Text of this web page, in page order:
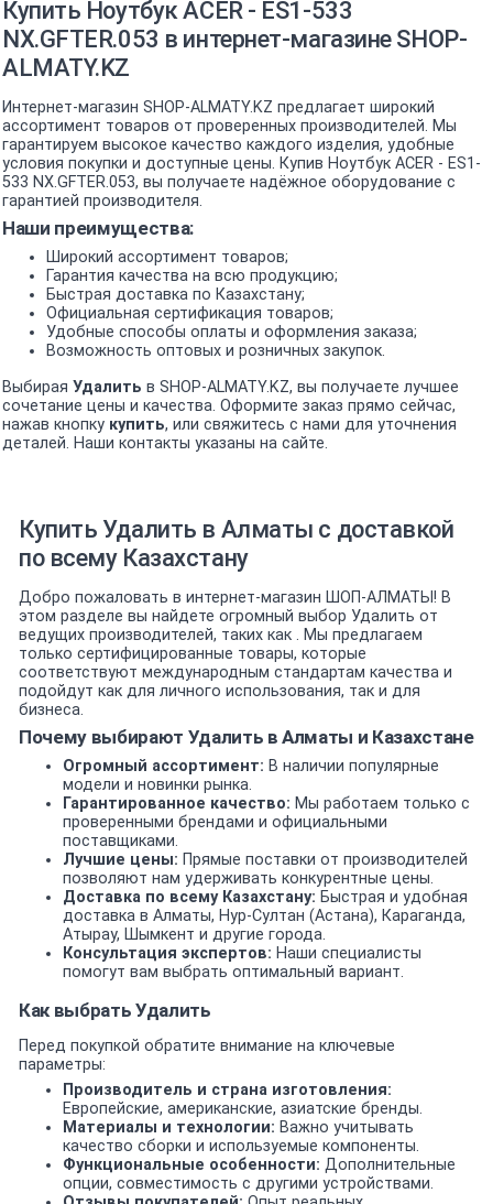
Купить Ноутбук ACER - ES1-533
NX.GFTER.053 в интернет-магазине SHOP-
ALMATY.KZ
Интернет-магазин SHOP-ALMATY.KZ предлагает широкий
ассортимент товаров от проверенных производителей. Мы
гарантируем высокое качество каждого изделия, удобные
условия покупки и доступные цены. Купив Ноутбук ACER - ES1-
533 NX.GFTER.053, вы получаете надёжное оборудование с
гарантией производителя.
Наши преимущества:
Широкий ассортимент товаров;
Гарантия качества на всю продукцию;
Быстрая доставка по Казахстану;
Официальная сертификация товаров;
Удобные способы оплаты и оформления заказа;
Возможность оптовых и розничных закупок.
Выбирая Удалить в SHOP-ALMATY.KZ, вы получаете лучшее
сочетание цены и качества. Оформите заказ прямо сейчас,
нажав кнопку купить, или свяжитесь с нами для уточнения
деталей. Наши контакты указаны на сайте.
Купить Удалить в Алматы с доставкой
по всему Казахстану
Добро пожаловать в интернет-магазин ШОП-АЛМАТЫ! В
этом разделе вы найдете огромный выбор Удалить от
ведущих производителей, таких как . Мы предлагаем
только сертифицированные товары, которые
соответствуют международным стандартам качества и
подойдут как для личного использования, так и для
бизнеса.
Почему выбирают Удалить в Алматы и Казахстане
Огромный ассортимент: В наличии популярные
модели и новинки рынка.
Гарантированное качество: Мы работаем только с
проверенными брендами и официальными
поставщиками.
Лучшие цены: Прямые поставки от производителей
позволяют нам удерживать конкурентные цены.
Доставка по всему Казахстану: Быстрая и удобная
доставка в Алматы, Нур-Султан (Астана), Караганда,
Атырау, Шымкент и другие города.
Консультация экспертов: Наши специалисты
помогут вам выбрать оптимальный вариант.
Как выбрать Удалить
Перед покупкой обратите внимание на ключевые
параметры:
Производитель и страна изготовления:
Европейские, американские, азиатские бренды.
Материалы и технологии: Важно учитывать
качество сборки и используемые компоненты.
Функциональные особенности: Дополнительные
опции, совместимость с другими устройствами.